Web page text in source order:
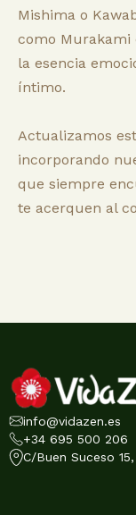
Mishima o
como Murakami
la esencia
íntimo.
Actualizamos
incorporando
que siempre
te acerquen al
info@vidazen.es
+34 695 500 206
C/Buen Suceso